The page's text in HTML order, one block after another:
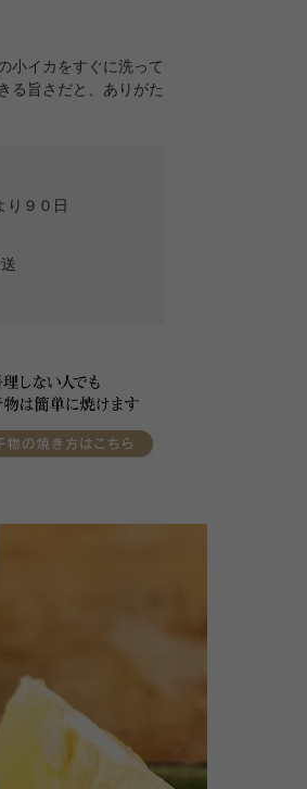
小イカをすぐに洗って
る旨さだと、ありがた
り９０日